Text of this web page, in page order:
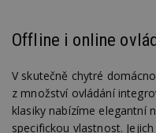
Offline i online
V skutečně chytré
z množství ovládání
klasiky nabízíme elegantní
specifickou vlastnost.